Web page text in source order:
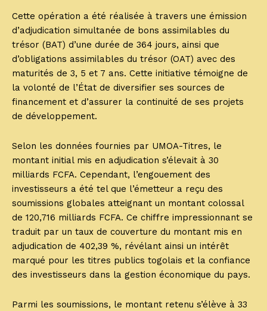
Cette opération a été réalisée à travers une émission
d’adjudication simultanée de bons assimilables du
trésor (BAT) d’une durée de 364 jours, ainsi que
d’obligations assimilables du trésor (OAT) avec des
maturités de 3, 5 et 7 ans. Cette initiative témoigne de
la volonté de l’État de diversifier ses sources de
financement et d’assurer la continuité de ses projets
de développement.
Selon les données fournies par UMOA-Titres, le
montant initial mis en adjudication s’élevait à 30
milliards FCFA. Cependant, l’engouement des
investisseurs a été tel que l’émetteur a reçu des
soumissions globales atteignant un montant colossal
de 120,716 milliards FCFA. Ce chiffre impressionnant se
traduit par un taux de couverture du montant mis en
adjudication de 402,39 %, révélant ainsi un intérêt
marqué pour les titres publics togolais et la confiance
des investisseurs dans la gestion économique du pays.
Parmi les soumissions, le montant retenu s’élève à 33